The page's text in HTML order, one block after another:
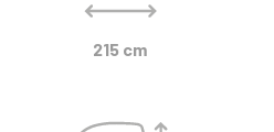
215 cm